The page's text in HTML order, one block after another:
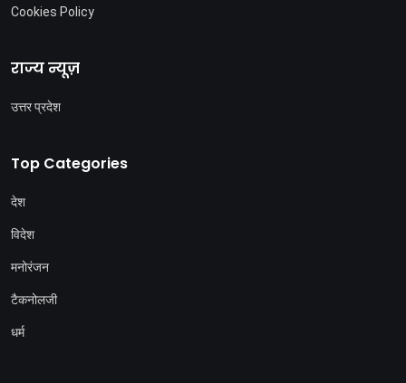
Cookies Policy
राज्य न्यूज़
उत्तर प्रदेश
Top Categories
देश
विदेश
मनोरंजन
टैकनोलजी
धर्म